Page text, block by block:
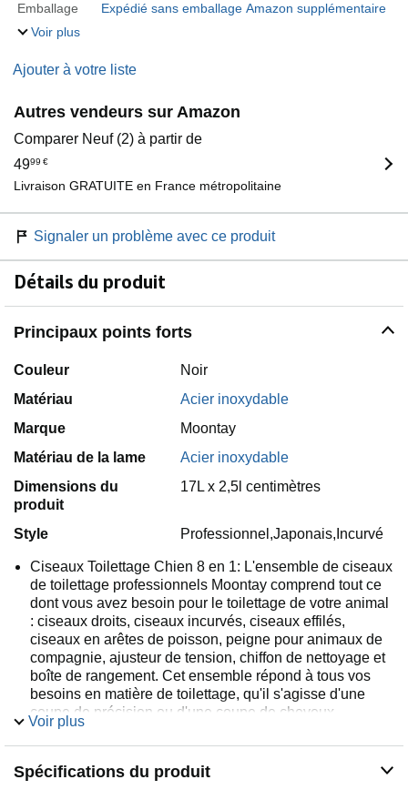
Emballage
Expédié sans emballage Amazon supplémentaire
Voir plus
Ajouter à votre liste
Autres vendeurs sur Amazon
Comparer Neuf (2) à partir de
4999 €
Livraison GRATUITE en France métropolitaine
Signaler un problème avec ce produit
Détails du produit
Principaux points forts
Couleur
Noir
Matériau
Acier inoxydable
Marque
Moontay
Matériau de la lame
Acier inoxydable
Dimensions du
produit
17L x 2,5l centimètres
Style Professionnel,Japonais,Incurvé
Ciseaux Toilettage Chien 8 en 1: L'ensemble de ciseaux
de toilettage professionnels Moontay comprend tout ce
dont vous avez besoin pour le toilettage de votre animal
: ciseaux droits, ciseaux incurvés, ciseaux effilés,
ciseaux en arêtes de poisson, peigne pour animaux de
compagnie, ajusteur de tension, chiffon de nettoyage et
boîte de rangement. Cet ensemble répond à tous vos
besoins en matière de toilettage, qu'il s'agisse d'une
coupe de précision ou d'une coupe de cheveux
MatéRiau De Qualité SupéRieure: L'ensemble de
fabriqué en acier inoxydable 440C de haute qualité avec
Voir plus
Spécifications du produit